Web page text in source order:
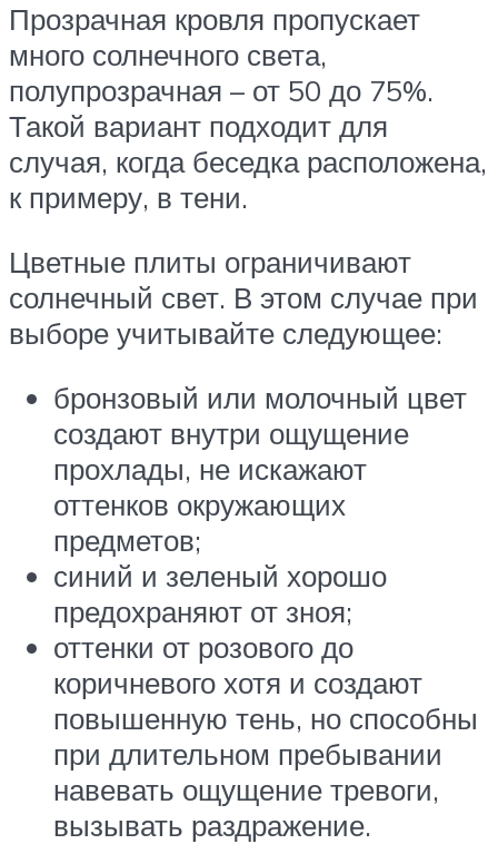
Прозрачная кровля пропускает
много солнечного света,
полупрозрачная – от 50 до 75%.
Такой вариант подходит для
случая, когда беседка расположена,
к примеру, в тени.
Цветные плиты ограничивают
солнечный свет. В этом случае при
выборе учитывайте следующее:
бронзовый или молочный цвет
создают внутри ощущение
прохлады, не искажают
оттенков окружающих
предметов;
синий и зеленый хорошо
предохраняют от зноя;
оттенки от розового до
коричневого хотя и создают
повышенную тень, но способны
при длительном пребывании
навевать ощущение тревоги,
вызывать раздражение.